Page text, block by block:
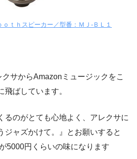
ｔｈスピーカー／型番：ＭＪ‐ＢＬ１
サからAmazonミュージックをこ
ばしています。
るのがとても心地よく、アレクサに
ジャズかけて。』とお願いすると
5000円くらいの味になります